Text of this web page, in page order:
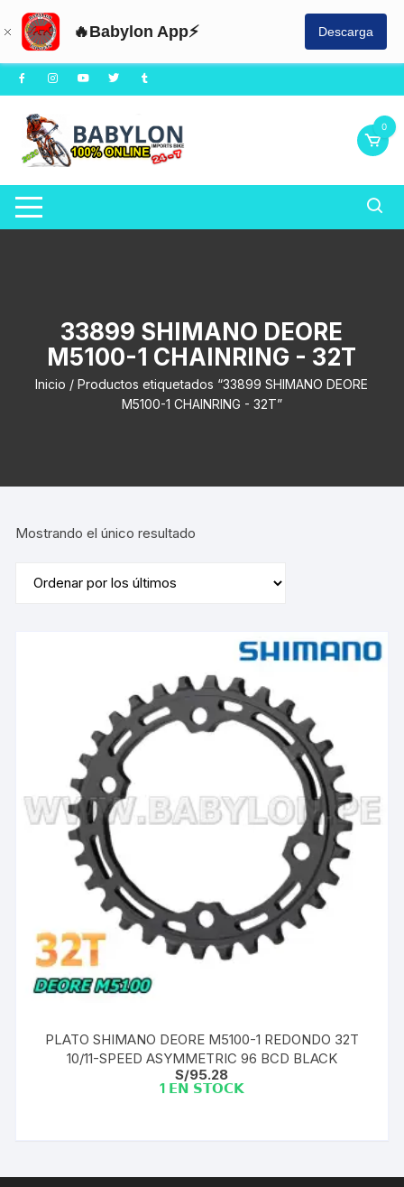
🔥Babylon App⚡ Descarga
Saltar
al
contenido
0
33899 SHIMANO DEORE
M5100-1 CHAINRING - 32T
Inicio / Productos etiquetados “33899 SHIMANO DEORE
M5100-1 CHAINRING - 32T”
Mostrando el único resultado
PLATO SHIMANO DEORE M5100-1 REDONDO 32T
10/11-SPEED ASYMMETRIC 96 BCD BLACK
S/95.28
1 𝗘𝗡 𝗦𝗧𝗢𝗖𝗞